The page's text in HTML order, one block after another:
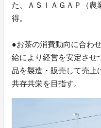
た、ＡＳＩＡＧＡＰ（農
得。
●お茶の消費動向に合わ
給により経営を安定させ
品を製造・販売して売上
共存共栄を目指す。